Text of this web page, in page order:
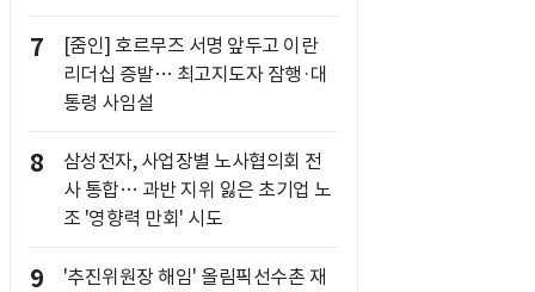
7
[줌인] 호르무즈 서명 앞두고 이란
리더십 증발… 최고지도자 잠행·대
통령 사임설
8
삼성전자, 사업장별 노사협의회 전
사 통합… 과반 지위 잃은 초기업 노
조 '영향력 만회' 시도
9 '추진위원장 해임' 올림픽선수촌 재